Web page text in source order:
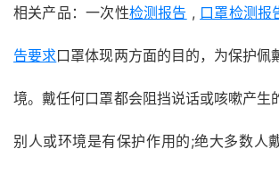
相关产品：一次性检测报告 , 口罩检测报
告要求口罩体现两方面的目的，为保护佩
境。戴任何口罩都会阻挡说话或咳嗽产生
别人或环境是有保护作用的;绝大多数人